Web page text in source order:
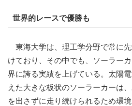
世界的レースで優勝も
東海大学は、理工学分野で常に
けており、その中でも、ソーラー
界に誇る実績を上げている。太陽
えた大きな板状のソーラーカーは
を出さずに走り続けられるため環